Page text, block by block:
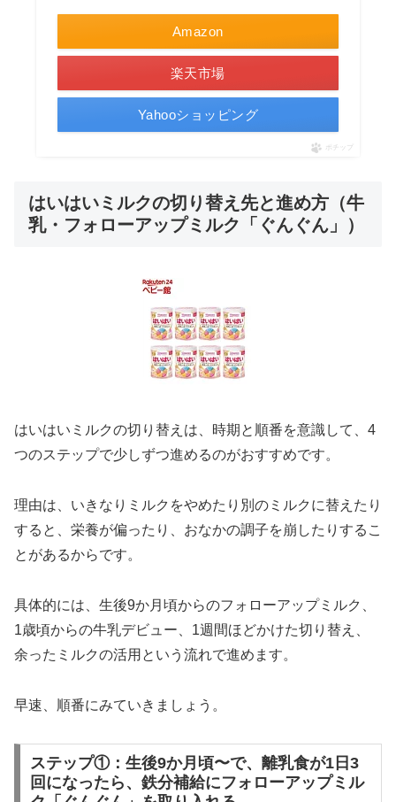
Amazon
楽天市場
Yahooショッピング
ポチップ
はいはいミルクの切り替え先と進め方（牛
乳・フォローアップミルク「ぐんぐん」）
はいはいミルクの切り替えは、時期と順番を意識して、4
つのステップで少しずつ進めるのがおすすめです。
理由は、いきなりミルクをやめたり別のミルクに替えたり
すると、栄養が偏ったり、おなかの調子を崩したりするこ
とがあるからです。
具体的には、生後9か月頃からのフォローアップミルク、
1歳頃からの牛乳デビュー、1週間ほどかけた切り替え、
余ったミルクの活用という流れで進めます。
早速、順番にみていきましょう。
ステップ①：生後9か月頃〜で、離乳食が1日3
回になったら、鉄分補給にフォローアップミル